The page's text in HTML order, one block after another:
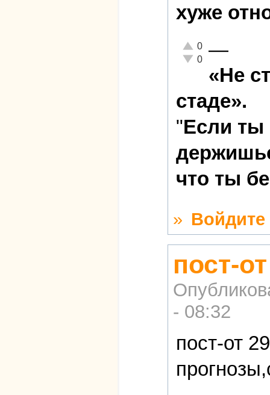
хуже
Отлично!
0
Неадекватно!
0 —
«Не
стаде».
"Если ты
что ты
» Войдите
пост-
- 08:32
пост-от